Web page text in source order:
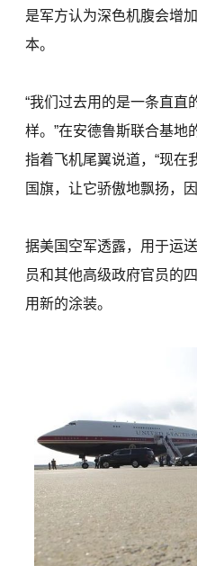
是军方认为深色机腹会增
本。
“我们过去用的是一条直直
样。”在安德鲁斯联合基地
指着飞机尾翼说道，“现在
国旗，让它骄傲地飘扬，
据美国空军透露，用于运
员和其他高级政府官员的
用新的涂装。